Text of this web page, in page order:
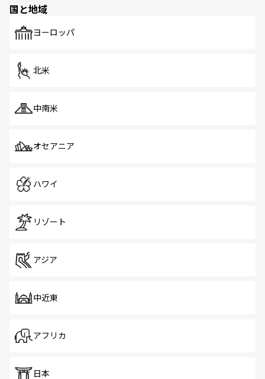
で、ホーカーズは地元の風情を楽しめる外せないスポット
国と地域
ヨーロッパ
北米
中南米
オセアニア
ハワイ
リゾート
アジア
中近東
アフリカ
日本